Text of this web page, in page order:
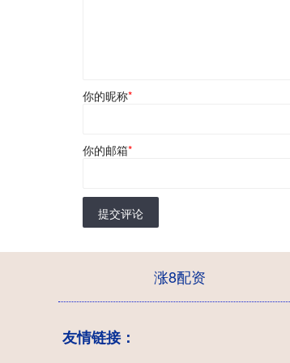
你的昵称*
你的邮箱*
提交评论
涨8配资
友情链接：